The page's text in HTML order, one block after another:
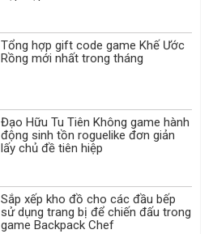
Tổng hợp gift code game Khế Ước
Rồng mới nhất trong tháng
Đạo Hữu Tu Tiên Không game hành
động sinh tồn roguelike đơn giản
lấy chủ đề tiên hiệp
Sắp xếp kho đồ cho các đầu bếp
sử dụng trang bị để chiến đấu trong
game Backpack Chef